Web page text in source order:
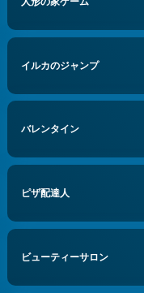
イルカのジャンプ
バレンタイン
ピザ配達人
ビューティーサロン